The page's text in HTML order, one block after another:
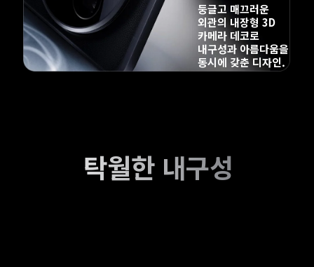
둥글고 매끄러운
외관의 내장형 3D
카메라 데코로
내구성과 아름다움을
탁월한 내구성